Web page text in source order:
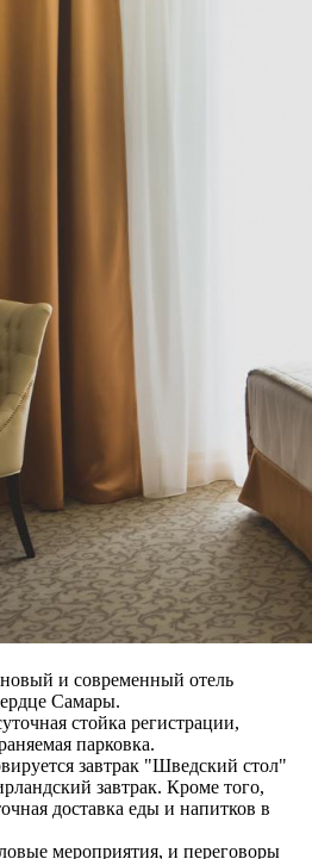
и современный отель
Самары.
стойка регистрации,
парковка.
завтрак "Шведский стол"
завтрак. Кроме того,
доставка еды и напитков в
мероприятия, и переговоры